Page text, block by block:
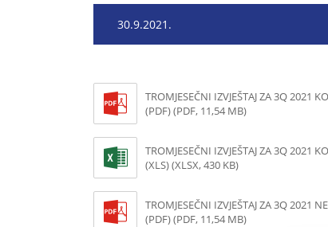
30.9.2021.
TROMJESEČNI IZVJEŠTAJ ZA 3Q 2021
(PDF) (PDF, 11,54 MB)
TROMJESEČNI IZVJEŠTAJ ZA 3Q 2021
(XLS) (XLSX, 430 KB)
TROMJESEČNI IZVJEŠTAJ ZA 3Q 2021
(PDF) (PDF, 11,54 MB)